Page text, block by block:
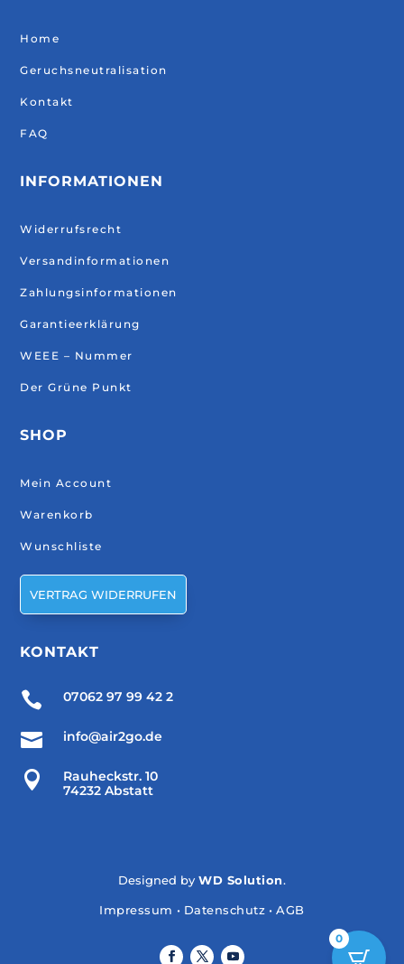
Home
Geruchsneutralisation
Kontakt
FAQ
INFORMATIONEN
Widerrufsrecht
Versandinformationen
Zahlungsinformationen
Garantieerklärung
WEEE – Nummer
Der Grüne Punkt
SHOP
Mein Account
Warenkorb
Wunschliste
VERTRAG WIDERRUFEN
KONTAKT
 07062 97 99 42 2
 info@air2go.de

Rauheckstr. 10
74232 Abstatt
Designed byWD Solution.
Impressum • Datenschutz • AGB
0